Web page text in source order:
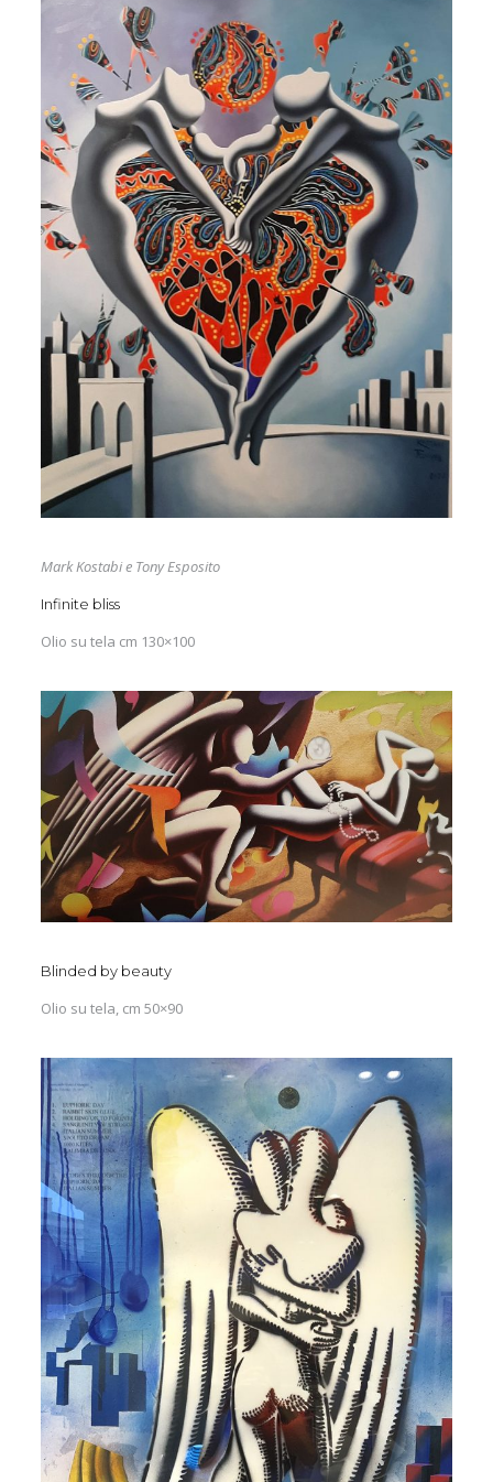
Mark Kostabi e Tony Esposito
Infinite bliss
Olio su tela cm 130×100
Blinded by beauty
Olio su tela, cm 50×90